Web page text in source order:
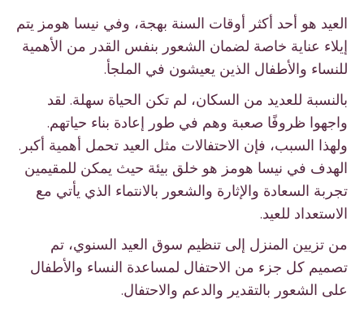
العيد هو أحد أكثر أوقات السنة بهجة، وفي نيسا هومز يتم
إيلاء عناية خاصة لضمان الشعور بنفس القدر من الأهمية
للنساء والأطفال الذين يعيشون في الملجأ.
بالنسبة للعديد من السكان، لم تكن الحياة سهلة. لقد
واجهوا ظروفًا صعبة وهم في طور إعادة بناء حياتهم.
ولهذا السبب، فإن الاحتفالات مثل العيد تحمل أهمية أكبر.
الهدف في نيسا هومز هو خلق بيئة حيث يمكن للمقيمين
تجربة السعادة والإثارة والشعور بالانتماء الذي يأتي مع
الاستعداد للعيد.
من تزيين المنزل إلى تنظيم سوق العيد السنوي، تم
تصميم كل جزء من الاحتفال لمساعدة النساء والأطفال
على الشعور بالتقدير والدعم والاحتفال.